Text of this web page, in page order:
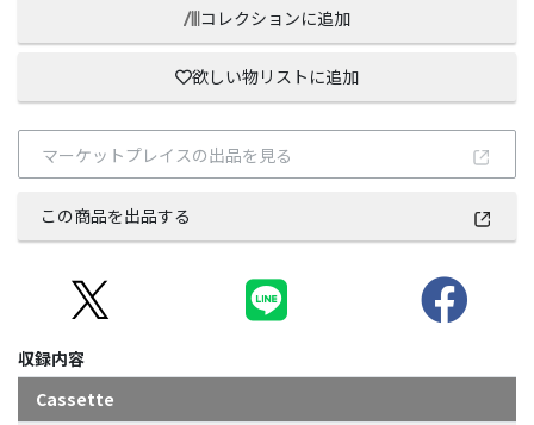
コレクションに追加
欲しい物リストに追加
マーケットプレイスの出品を見る
この商品を出品する
収録内容
Cassette